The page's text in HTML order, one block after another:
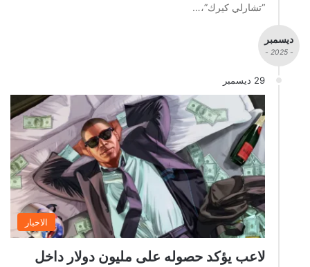
“تشارلي كيرك”،…
ديسمبر
- 2025 -
29 ديسمبر
الاخبار
لاعب يؤكد حصوله على مليون دولار داخل